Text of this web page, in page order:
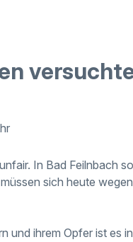
In Bad Feilnbach
sich heute
und ihrem Opfer ist es